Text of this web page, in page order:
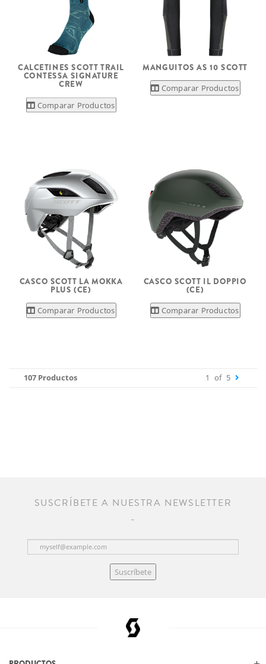
CALCETINES SCOTT TRAIL
CONTESSA SIGNATURE
CREW
Comparar Productos
MANGUITOS AS 10 SCOTT
Comparar Productos
CASCO SCOTT LA MOKKA
PLUS (CE)
Comparar Productos
CASCO SCOTT IL DOPPIO
(CE)
Comparar Productos
107 Productos 1 of 5
SUSCRÍBETE A NUESTRA NEWSLETTER
Suscríbete